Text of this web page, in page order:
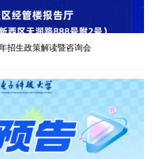
招生政策解读暨咨询会